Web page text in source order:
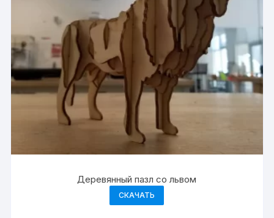
Деревянный пазл со львом
СКАЧАТЬ